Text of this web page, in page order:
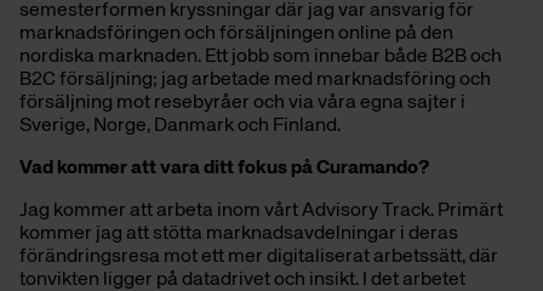
semesterformen kryssningar där jag var ansvarig för
marknadsföringen och försäljningen online på den
nordiska marknaden. Ett jobb som innebar både B2B och
B2C försäljning; jag arbetade med marknadsföring och
försäljning mot resebyråer och via våra egna sajter i
Sverige, Norge, Danmark och Finland.
Vad kommer att vara ditt fokus på Curamando?
Jag kommer att arbeta inom vårt Advisory Track. Primärt
kommer jag att stötta marknadsavdelningar i deras
förändringsresa mot ett mer digitaliserat arbetssätt, där
tonvikten ligger på datadrivet och insikt. I det arbetet